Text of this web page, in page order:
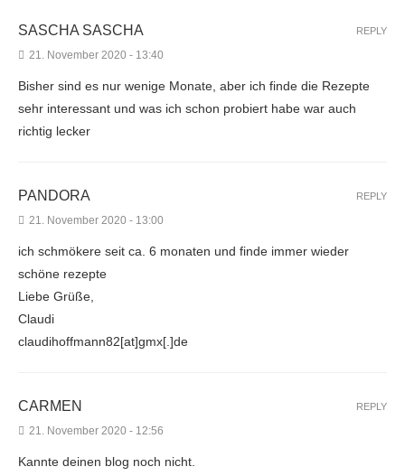
SASCHA SASCHA
21. November 2020 - 13:40
Bisher sind es nur wenige Monate, aber ich finde die Rezepte
sehr interessant und was ich schon probiert habe war auch
richtig lecker
REPLY
PANDORA
21. November 2020 - 13:00
ich schmökere seit ca. 6 monaten und finde immer wieder
schöne rezepte
Liebe Grüße,
Claudi
claudihoffmann82[at]gmx[.]de
REPLY
CARMEN
21. November 2020 - 12:56
Kannte deinen blog noch nicht.
REPLY